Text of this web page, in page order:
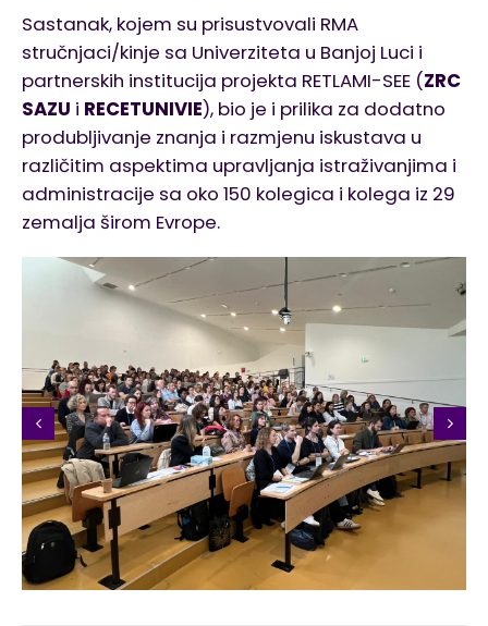
Sastanak, kojem su prisustvovali RMA
stručnjaci/kinje sa Univerziteta u Banjoj Luci i
partnerskih institucija projekta RETLAMI-SEE (ZRC
SAZU i RECETUNIVIE), bio je i prilika za dodatno
produbljivanje znanja i razmjenu iskustava u
različitim aspektima upravljanja istraživanjima i
administracije sa oko 150 kolegica i kolega iz 29
zemalja širom Evrope.